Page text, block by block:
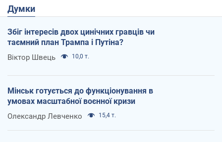
Думки
Збіг інтересів двох цинічних гравців чи
таємний план Трампа і Путіна?
Віктор Швець 10,0 т.
Мінськ готується до функціонування в
умовах масштабної воєнної кризи
Олександр Левченко 15,4 т.